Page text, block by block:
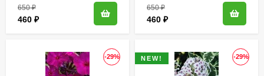
650₽
460 ₽
650₽
460 ₽
-29% -29%
NEW!